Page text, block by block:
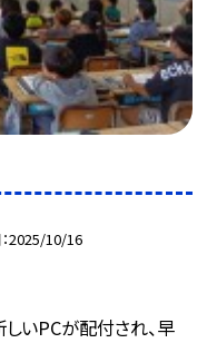
2025/10/16
いPCが配付され、早